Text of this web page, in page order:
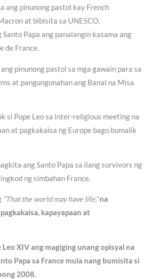
ang pinunong pastol kay French
at bibisita sa UNESCO.
Santo Papa ang panalangin kasama ang
de France.
pinunong pastol sa mga gawain para sa
at pangungunahan ang Banal na Misa
si Pope Leo sa inter-religious meeting na
at pagkakaisa ng Europe bago bumalik
ang Santo Papa sa ilang survivors ng
ng simbahan France.
“That the world may have life,”na
kapayapaan at
XIV ang magiging unang opisyal na
Papa sa France mula nang bumisita si
2008.